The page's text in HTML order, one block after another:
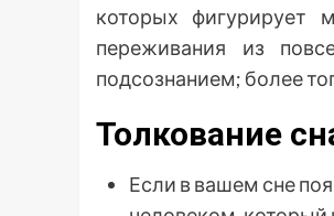
которых фигурирует
переживания из
подсознанием; более
Толкование
Если в вашем сне